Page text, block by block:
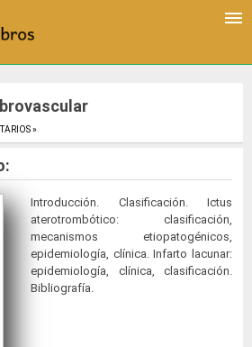
».
Introducción. Clasificación. Ictus
aterotrombótico: clasificación,
mecanismos etiopatogénicos,
epidemiología, clínica. Infarto lacunar:
epidemiología, clínica, clasificación.
Bibliografía.